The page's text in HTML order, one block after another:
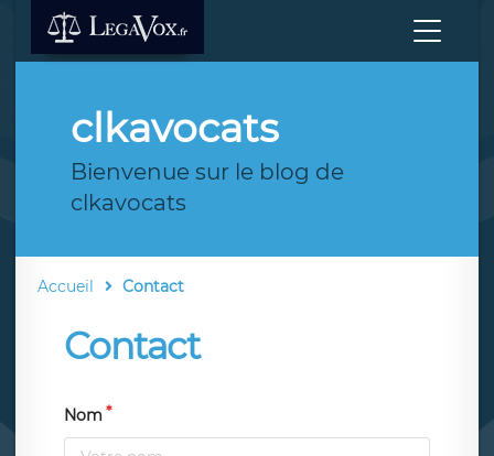
clkavocats
Bienvenue sur le blog de
clkavocats
Accueil Contact
Contact
Nom